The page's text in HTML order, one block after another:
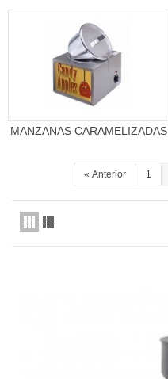
MANZANAS CARAMELIZADAS
« Anterior 1